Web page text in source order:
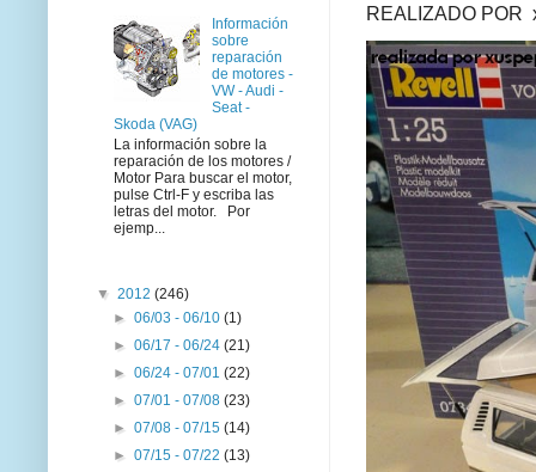
REALIZADO POR
Información
sobre
reparación
de motores -
VW - Audi -
Seat -
Skoda (VAG)
La información sobre la
reparación de los motores /
Motor Para buscar el motor,
pulse Ctrl-F y escriba las
letras del motor. Por
ejemp...
▼ 2012 (246)
►06/03 - 06/10(1)
►06/17 - 06/24(21)
►06/24 - 07/01(22)
►07/01 - 07/08(23)
►07/08 - 07/15(14)
►07/15 - 07/22(13)